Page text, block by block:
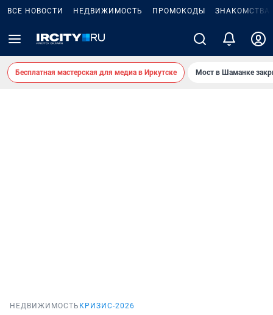
ВСЕ НОВОСТИ НЕДВИЖИМОСТЬ ПРОМОКОДЫ ЗНАКОМСТВА
Бесплатная мастерская для медиа в Иркутске Мост в Шаманке
НЕДВИЖИМОСТЬ КРИЗИС-2026